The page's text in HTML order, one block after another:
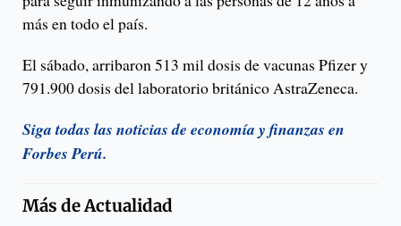
más en todo el país.
El sábado, arribaron 513 mil dosis de vacunas Pfizer y
791.900 dosis del laboratorio británico AstraZeneca.
Siga todas las noticias de economía y finanzas en
Forbes Perú.
Más deActualidad